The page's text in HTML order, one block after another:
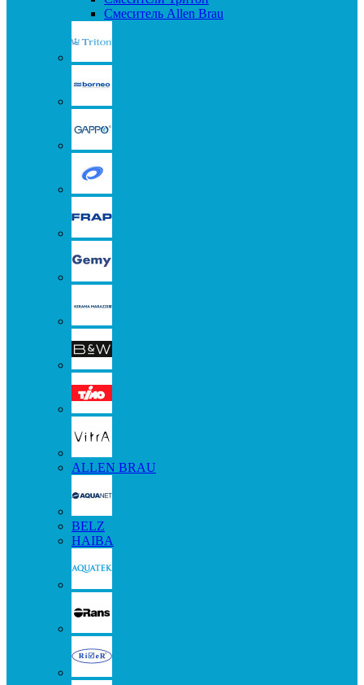
Смеситель Allen Brau
ALLEN BRAU
BELZ
HAIBA